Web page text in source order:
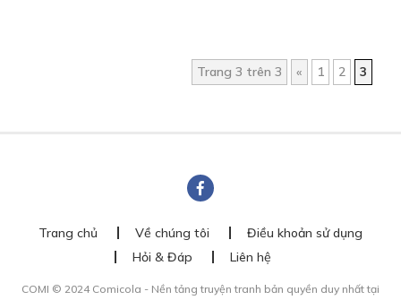
Trang 3 trên 3 « 1 2 3
Trang chủ Về chúng tôi
Điều khoản sử dụng
Hỏi & Đáp
Liên hệ
COMI © 2024 Comicola - Nền tảng truyện tranh bản quyền duy nhất tại